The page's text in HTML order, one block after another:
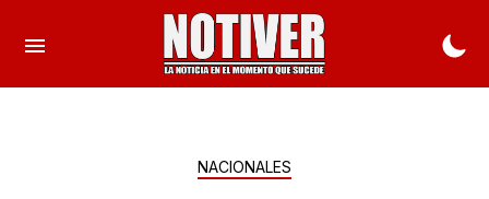
NACIONALES